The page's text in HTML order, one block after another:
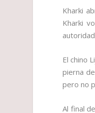
Kharki
Kharki
El chino
pierna
pero no
Al final